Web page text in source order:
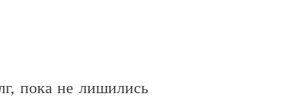
пока не лишились